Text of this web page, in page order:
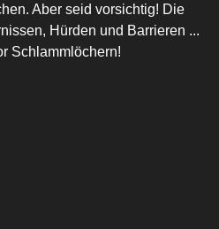
Aber seid vorsichtig! Die
Hürden und Barrieren ...
Schlammlöchern!